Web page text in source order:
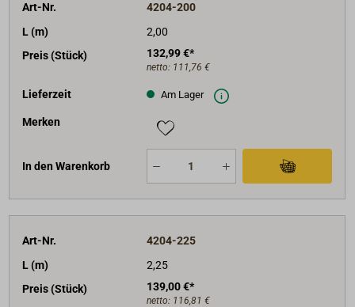
Art-Nr.
4204-200
L (m)
2,00
Preis (Stück)
132,99 €*
netto: 111,76 €
Lieferzeit Am Lager
Merken
In den Warenkorb
Art-Nr.
4204-225
L (m)
2,25
Preis (Stück)
139,00 €*
netto: 116,81 €